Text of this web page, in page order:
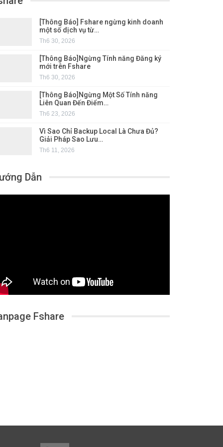
[Thông Báo] Fshare ngừng kinh doanh
một số dịch vụ từ…
Th6 30, 2026
[Thông Báo]Ngừng Tính năng Đăng ký
mới trên Fshare
Th6 30, 2026
[Thông Báo]Ngừng Một Số Tính năng
Liên Quan Đến Điểm…
Th6 23, 2026
Vì Sao Chỉ Backup Local Là Chưa Đủ?
Giải Pháp Sao Lưu…
Th6 11, 2026
Dẫn
Fshare